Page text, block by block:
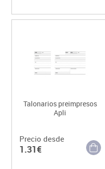
Talonarios preimpresos
Apli
Precio desde
1.31€